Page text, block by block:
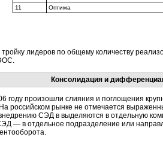
11
Оптима
лидеров по общему количеству
Консолидация и
году произошли слияния и поглощения
российском рынке не отмечается
СЭД в выделяются в отдельную
— в отдельное подразделение или